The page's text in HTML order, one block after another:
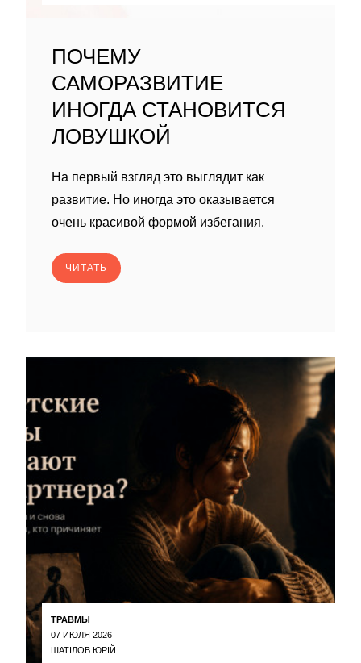
ПОЧЕМУ
САМОРАЗВИТИЕ
ИНОГДА СТАНОВИТСЯ
ЛОВУШКОЙ
На первый взгляд это выглядит как
развитие. Но иногда это оказывается
очень красивой формой избегания.
ЧИТАТЬ
ТРАВМЫ
07 ИЮЛЯ 2026
ШАТІЛОВ ЮРІЙ